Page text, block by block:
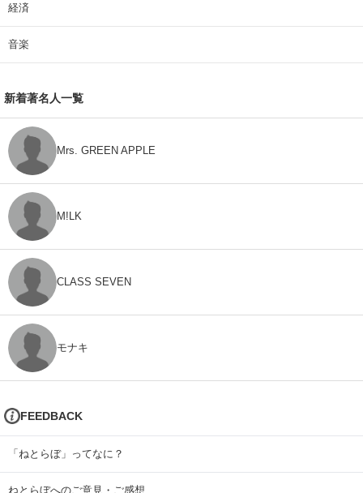
経済
音楽
新着著名人一覧
Mrs. GREEN APPLE
M!LK
CLASS SEVEN
モナキ
FEEDBACK
「ねとらぼ」ってなに？
ねとらぼへのご意見・ご感想